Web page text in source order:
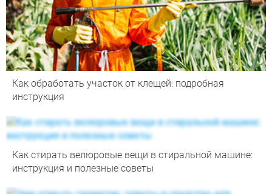
Как обработать участок от клещей: подробная
инструкция
Как стирать велюровые вещи в стиральной машине:
инструкция и полезные советы